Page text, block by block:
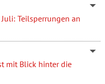
Teilsperrungen an
mit Blick hinter die